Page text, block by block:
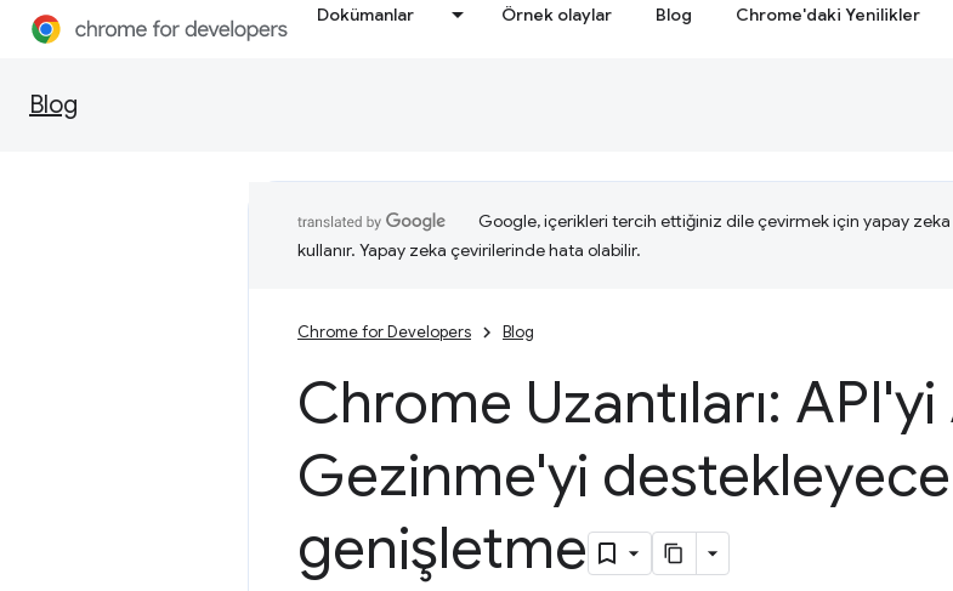
Dokümanlar Örnek olaylar Blog Chrome'daki Yenilikler
Blog
Google, içerikleri tercih ettiğiniz dile çevirmek için yapay zeka
kullanır. Yapay zeka çevirilerinde hata olabilir.
Chrome for Developers Blog
Chrome Uzantıları: API'yi
Gezinme'yi
genişletme